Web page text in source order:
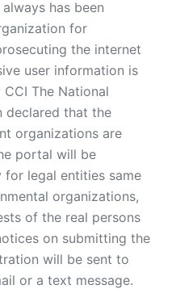
has been
for
the internet
user information is
The National
declared that the
organizations are
portal will be
legal entities same
organizations,
of the real persons
on submitting the
will be sent to
or a text message.